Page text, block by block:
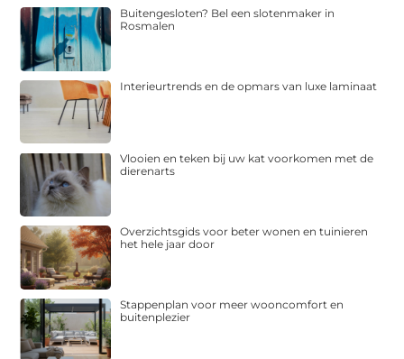
Buitengesloten? Bel een slotenmaker in
Rosmalen
Interieurtrends en de opmars van luxe laminaat
Vlooien en teken bij uw kat voorkomen met de
dierenarts
Overzichtsgids voor beter wonen en tuinieren
het hele jaar door
Stappenplan voor meer wooncomfort en
buitenplezier